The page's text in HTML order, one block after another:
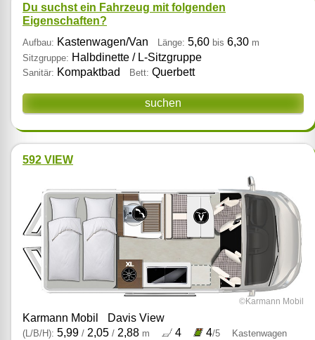
Du suchst ein Fahrzeug mit folgenden
Eigenschaften?
Aufbau: Kastenwagen/Van Länge: 5,60 bis 6,30 m
Sitzgruppe: Halbdinette / L‑Sitzgruppe
Sanitär: Kompaktbad Bett: Querbett
suchen
592 VIEW
©Karmann Mobil
Karmann Mobil Davis View
(L/B/H): 5,99 / 2,05 / 2,88 m 4 4/5 Kastenwagen